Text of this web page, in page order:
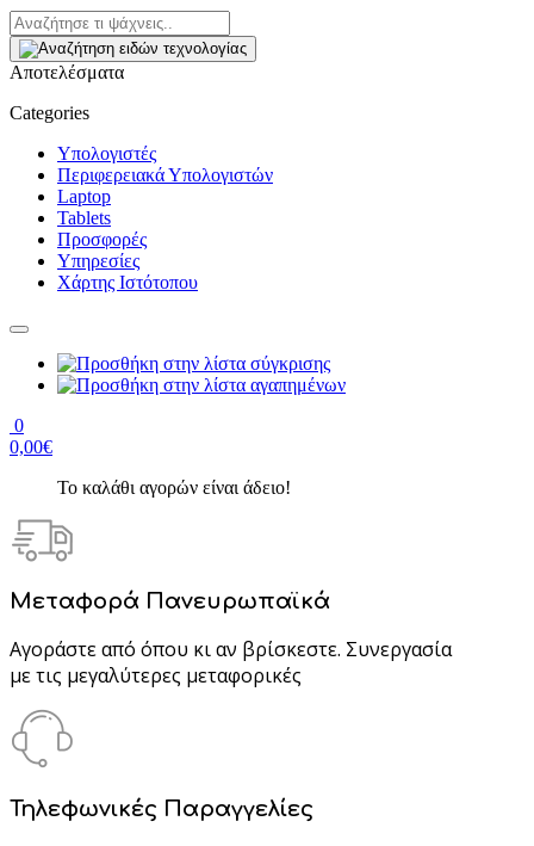
Αποτελέσματα
Categories
Υπολογιστές
Περιφερειακά Υπολογιστών
Laptop
Tablets
Προσφορές
Υπηρεσίες
Χάρτης Ιστότοπου
0
0,00€
Το καλάθι αγορών είναι άδειο!
Μεταφορά Πανευρωπαϊκά
Αγοράστε από όπου κι αν βρίσκεστε. Συνεργασία
με τις μεγαλύτερες μεταφορικές
Τηλεφωνικές Παραγγελίες